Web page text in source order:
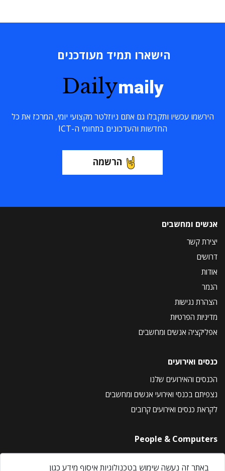
הישארו תמיד מעודכנים
Dailymaily
הירשמו עכשיו ותקבלו גם אתם ניוזלטר מקצועי יומי, המרכז את כל
החדשות והעדכונים בתחומי ה-ICT
הרשמה
אנשים ומחשבים
יצירת קשר
דרושים
אודות
הנמר
הצהרת נגישות
מדיניות הפרטיות
אפליקציה אנשים ומחשבים
כנסים ואירועים
הכנסים והאירועים שלנו
נצפיתם בכנסי ואירועי אנשים ומחשבים
לקראת כנסים ואירועים קרובים
People & Computers
About Us
באתר זה נעשה שימוש בטכנולוגיות איסוף מידע כגון